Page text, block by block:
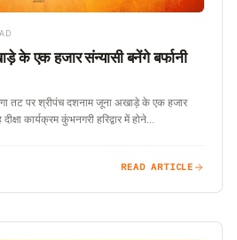
के एक हजार संन्यासी बनेंगे बर्फानी
गंगा तट पर श्रीपंच दशनाम जूना अखाड़े के एक हजार
कार्यक्रम कुंभनगरी हरिद्वार में होने…
READ ARTICLE